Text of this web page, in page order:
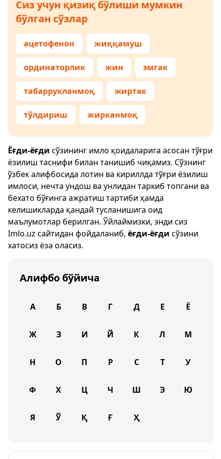
Сиз учун қизиқ бўлиши мумкин
бўлган сўзлар
ацетофенон жиққамуш
ординаторлик жин эмгак
табаррукланмоқ жиртак
тўлдириш жирканмоқ
Ёғди-ёғди сўзининг имло қоидаларига асосан тўғри
ёзилиш таснифи билан танишиб чиқамиз. Сўзнинг
ўзбек алифбосида лотин ва кириллда тўғри ёзилиш
имлоси, нечта ундош ва унлидан таркиб топгани ва
бехато бўғинга ажратиш тартиби ҳамда
келишикларда қандай тусланишига оид
маълумотлар берилган. Ўйлаймизки, энди сиз
Imlo.uz сайтидан фойдаланиб, ёғди-ёғди сўзини
хатосиз ёза оласиз.
Алифбо бўйича
А Б В Г Д Е Ё
Ж З И Й К Л М
Н О П Р С Т У
Ф Х Ц Ч Ш Э Ю
Я Ў Қ Ғ Ҳ